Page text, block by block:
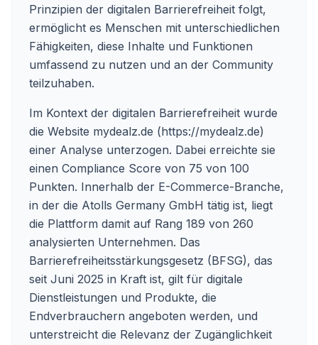
Prinzipien der digitalen Barrierefreiheit folgt,
ermöglicht es Menschen mit unterschiedlichen
Fähigkeiten, diese Inhalte und Funktionen
umfassend zu nutzen und an der Community
teilzuhaben.
Im Kontext der digitalen Barrierefreiheit wurde
die Website mydealz.de (https://mydealz.de)
einer Analyse unterzogen. Dabei erreichte sie
einen Compliance Score von 75 von 100
Punkten. Innerhalb der E-Commerce-Branche,
in der die Atolls Germany GmbH tätig ist, liegt
die Plattform damit auf Rang 189 von 260
analysierten Unternehmen. Das
Barrierefreiheitsstärkungsgesetz (BFSG), das
seit Juni 2025 in Kraft ist, gilt für digitale
Dienstleistungen und Produkte, die
Endverbrauchern angeboten werden, und
unterstreicht die Relevanz der Zugänglichkeit